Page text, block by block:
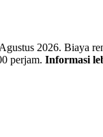
2026. Biaya
perjam. Informasi